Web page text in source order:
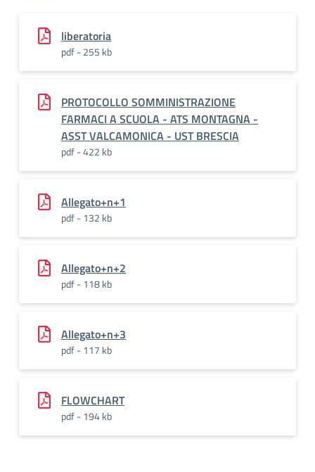
liberatoria
pdf - 255 kb
PROTOCOLLO SOMMINISTRAZIONE
FARMACI A SCUOLA - ATS MONTAGNA -
ASST VALCAMONICA - UST BRESCIA
pdf - 422 kb
Allegato+n+1
pdf - 132 kb
Allegato+n+2
pdf - 118 kb
Allegato+n+3
pdf - 117 kb
FLOWCHART
pdf - 194 kb